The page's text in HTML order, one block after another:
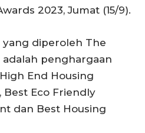
2023, Jumat (15/9).
diperoleh The
penghargaan
End Housing
Eco Friendly
dan Best Housing